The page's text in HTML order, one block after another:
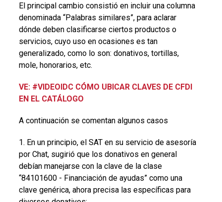
El principal cambio consistió en incluir una columna
denominada “Palabras similares”, para aclarar
dónde deben clasificarse ciertos productos o
servicios, cuyo uso en ocasiones es tan
generalizado, como lo son: donativos, tortillas,
mole, honorarios, etc.
VE: #VIDEOIDC CÓMO UBICAR CLAVES DE CFDI
EN EL CATÁLOGO
A continuación se comentan algunos casos
1. En un principio, el SAT en su servicio de asesoría
por Chat, sugirió que los donativos en general
debían manejarse con la clave de la clase
“84101600 - Financiación de ayudas” como una
clave genérica, ahora precisa las específicas para